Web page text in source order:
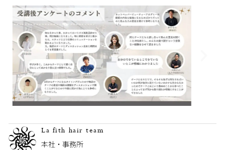
La fith hair team
本社・事務所